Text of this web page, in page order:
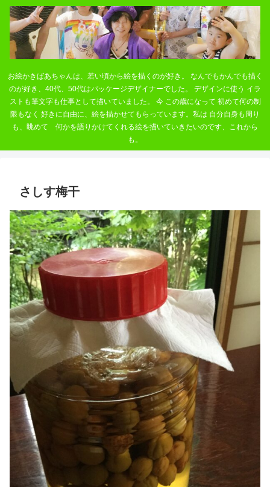
お絵かきばあちゃんは、若い頃から絵を描くのが好き。 なんでもかんでも描く
のが好き、40代、50代はパッケージデザイナーでした。 デザインに使う イラ
ストも筆文字も仕事として描いていました。 今 この歳になって 初めて何の制
限もなく 好きに自由に、絵を描かせてもらっています。私は 自分自身も周り
も、眺めて 何かを語りかけてくれる絵を描いていきたいのです、これから
も。
さしす梅干